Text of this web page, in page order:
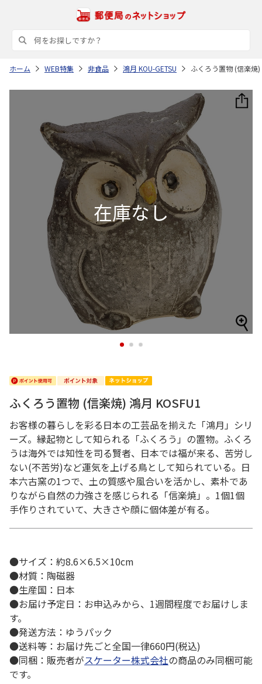
ホーム WEB特集 非食品 鴻月 KOU-GETSU ふくろう置物 (信楽焼)
1 2 3
ふくろう置物 (信楽焼) 鴻月 KOSFU1
お客様の暮らしを彩る日本の工芸品を揃えた「鴻月」シリ
ーズ。縁起物として知られる「ふくろう」の置物。ふくろ
うは海外では知性を司る賢者、日本では福が来る、苦労し
ない(不苦労)など運気を上げる鳥として知られている。日
本六古窯の1つで、土の質感や風合いを活かし、素朴であ
りながら自然の力強さを感じられる「信楽焼」。1個1個
手作りされていて、大きさや顔に個体差が有る。
●サイズ：約8.6×6.5×10cm
●材質：陶磁器
●生産国：日本
●お届け予定日：お申込みから、1週間程度でお届けしま
す。
●発送方法：ゆうパック
●送料等：お届け先ごと全国一律660円(税込)
●同梱：販売者がスケーター株式会社の商品のみ同梱可能
です。